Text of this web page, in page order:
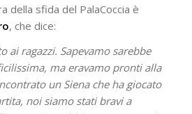
della sfida del PalaCoccia è
, che dice:
ai ragazzi. Sapevamo sarebbe
ma eravamo pronti alla
un Siena che ha giocato
noi siamo stati bravi a